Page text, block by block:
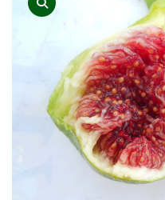
product view